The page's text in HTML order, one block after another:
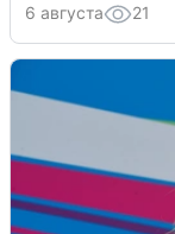
6 августа 21